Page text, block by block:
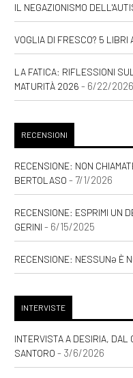
IL NEGAZIONISMO
VOGLIA DI FRESCO? 5 LIBRI
LA FATICA: RIFLESSIONI
MATURITÀ 2026 - 6/22/2026
RECENSIONI
RECENSIONE: NON
BERTOLASO - 7/1/2026
RECENSIONE: ESPRIMI UN
GERINI - 6/15/2025
RECENSIONE: NESSUNƏ È
INTERVISTE
INTERVISTA A DESIRIA, DAL
SANTORO - 3/6/2026